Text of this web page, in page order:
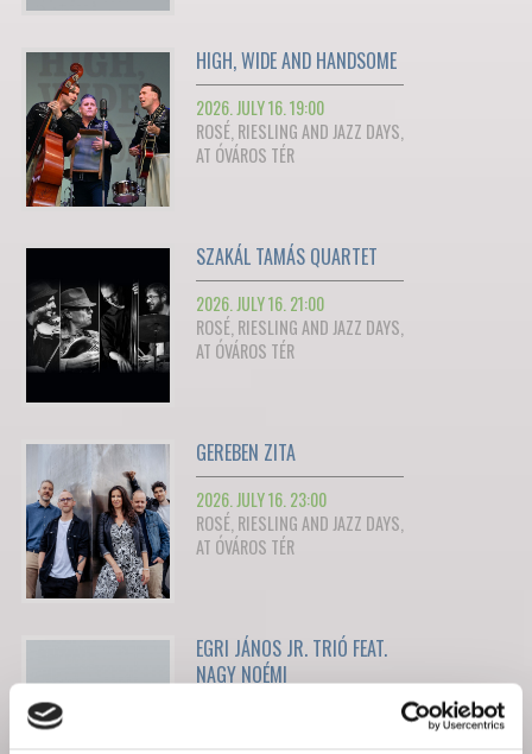
HIGH, WIDE AND HANDSOME
2026. JULY 16. 19:00
ROSÉ, RIESLING AND JAZZ DAYS,
AT ÓVÁROS TÉR
SZAKÁL TAMÁS QUARTET
2026. JULY 16. 21:00
ROSÉ, RIESLING AND JAZZ DAYS,
AT ÓVÁROS TÉR
GEREBEN ZITA
2026. JULY 16. 23:00
ROSÉ, RIESLING AND JAZZ DAYS,
AT ÓVÁROS TÉR
EGRI JÁNOS JR. TRIÓ FEAT.
NAGY NOÉMI